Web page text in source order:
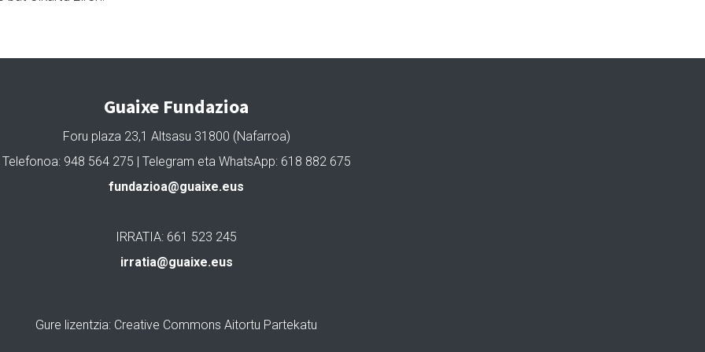
Guaixe Fundazioa
Foru plaza 23,1 Altsasu 31800 (Nafarroa)
Telefonoa: 948 564 275 | Telegram eta WhatsApp: 618 882 675
fundazioa@guaixe.eus
IRRATIA: 661 523 245
irratia@guaixe.eus
Gure lizentzia: Creative Commons Aitortu Partekatu